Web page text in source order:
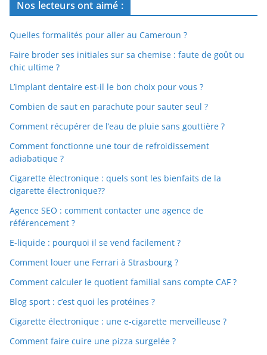
Nos lecteurs ont aimé :
Quelles formalités pour aller au Cameroun ?
Faire broder ses initiales sur sa chemise : faute de goût ou
chic ultime ?
L’implant dentaire est-il le bon choix pour vous ?
Combien de saut en parachute pour sauter seul ?
Comment récupérer de l’eau de pluie sans gouttière ?
Comment fonctionne une tour de refroidissement
adiabatique ?
Cigarette électronique : quels sont les bienfaits de la
cigarette électronique??
Agence SEO : comment contacter une agence de
référencement ?
E-liquide : pourquoi il se vend facilement ?
Comment louer une Ferrari à Strasbourg ?
Comment calculer le quotient familial sans compte CAF ?
Blog sport : c’est quoi les protéines ?
Cigarette électronique : une e-cigarette merveilleuse ?
Comment faire cuire une pizza surgelée ?